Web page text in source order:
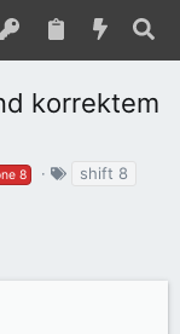
korrektem
8
g
shift 8